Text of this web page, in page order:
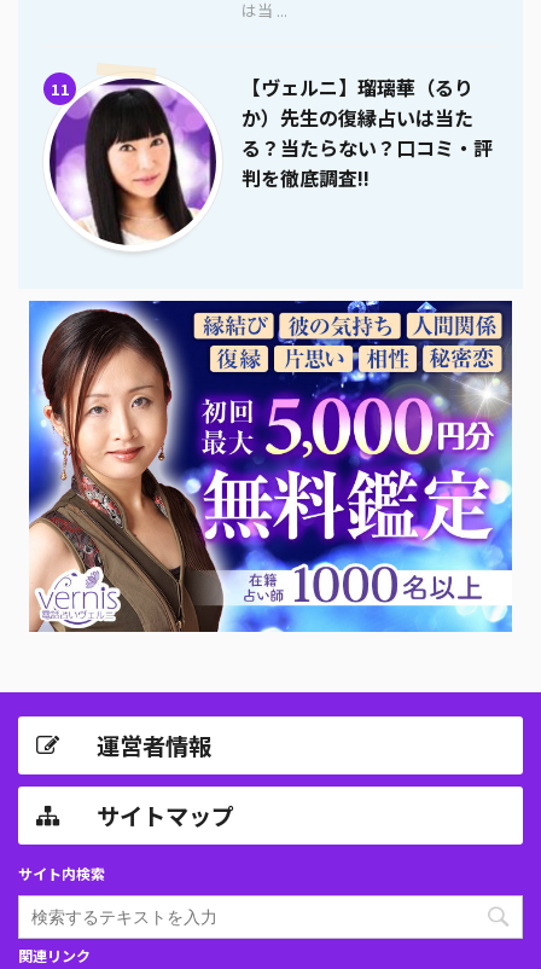
は当 ...
11
【ヴェルニ】瑠璃華（るり
か）先生の復縁占いは当た
る？当たらない？口コミ・評
判を徹底調査!!
運営者情報
サイトマップ
サイト内検索
関連リンク